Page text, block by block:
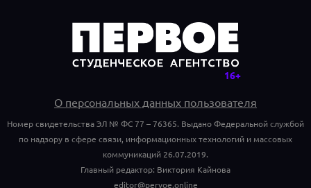
О персональных данных пользователя
Номер свидетельства ЭЛ № ФС 77 – 76365. Выдано Федеральной службой
по надзору в сфере связи, информационных технологий и массовых
коммуникаций 26.07.2019.
Главный редактор: Виктория Кайнова
editor@pervoe.online